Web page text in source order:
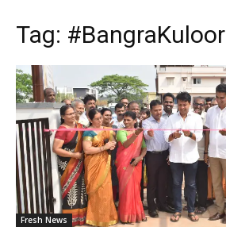
Tag: #BangraKuloor
Fresh News